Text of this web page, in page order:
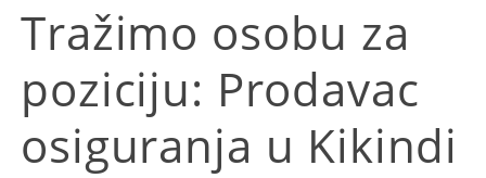
Tražimo osobu za
poziciju: Prodavac
osiguranja u Kikindi